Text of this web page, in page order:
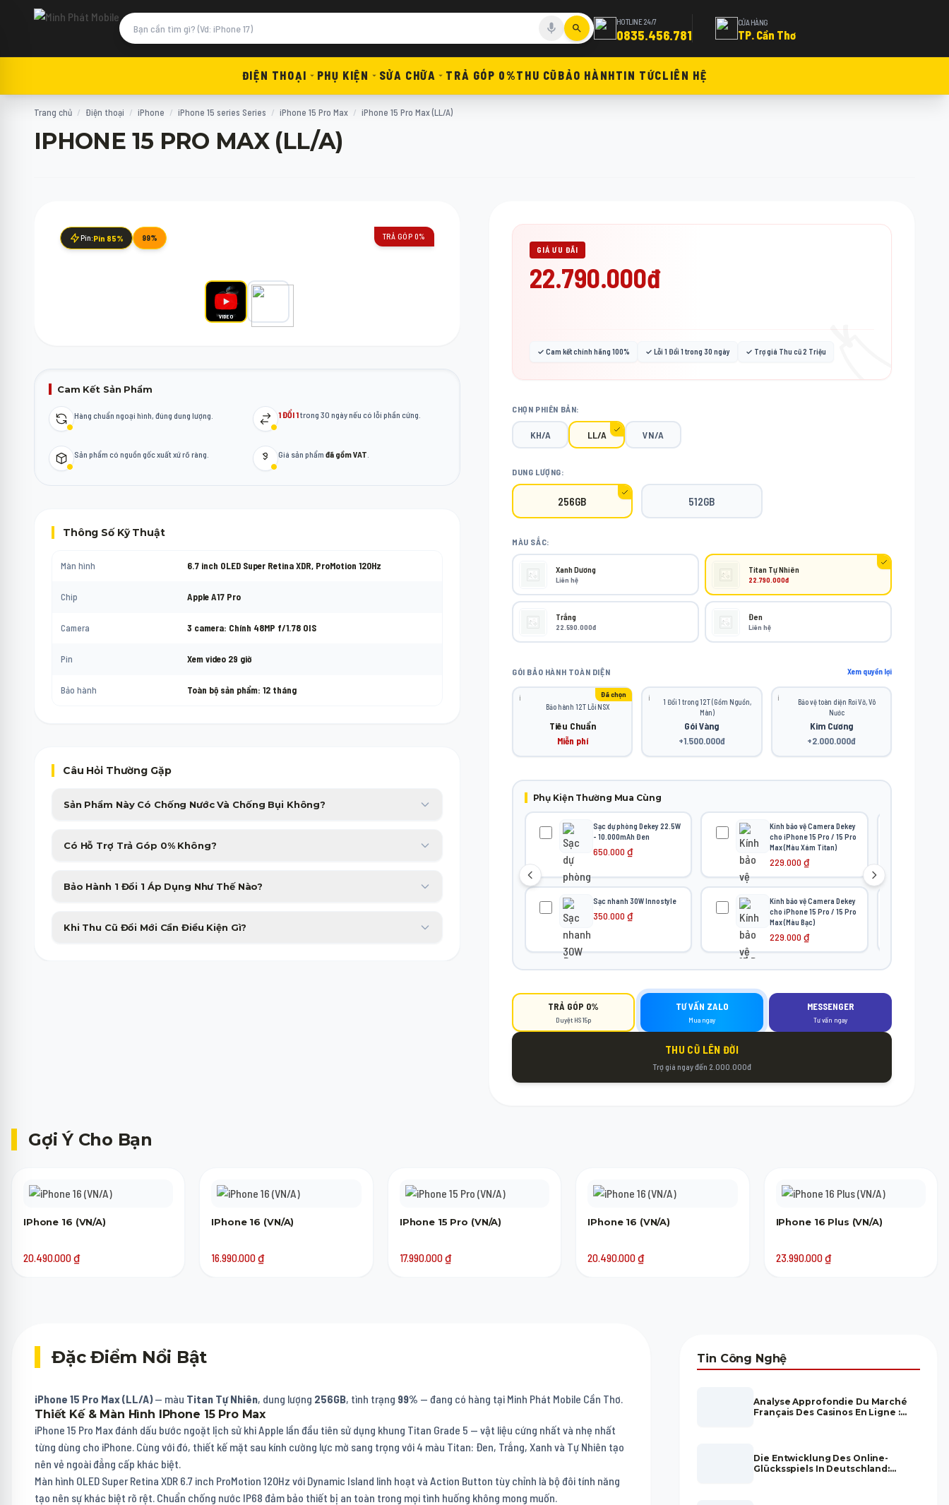
HOTLINE 24/7
0835.456.781
CỬA HÀNG
TP. Cần Thơ
ĐIỆN THOẠI PHỤ KIỆN SỬA CHỮA TRẢ GÓP 0%THU CŨBẢO HÀNHTIN TỨCLIÊN HỆ
Trang chủ / Điện thoại / iPhone / iPhone 15 series Series / iPhone 15 Pro Max / iPhone 15 Pro Max (LL/A)
IPHONE 15 PRO MAX (LL/A)
Pin:Pin 85% 99% TRẢ GÓP 0%
VIDEO
Cam Kết Sản Phẩm
Hàng chuẩn ngoại hình, đúng dung lượng. 1 ĐỔI 1trong 30 ngày nếu có lỗi phần cứng.
Sản phẩm có nguồn gốc xuất xứ rõ ràng. Giá sản phẩm đã gồm VAT
Thông Số Kỹ Thuật
Màn hình 6.7 inch OLED Super Retina XDR, ProMotion 120Hz
Chip Apple A17 Pro
Camera 3 camera: Chính 48MP f/1.78 OIS
Pin Xem video 29 giờ
Bảo hành Toàn bộ sản phẩm: 12 tháng
Câu Hỏi Thường Gặp
Sản Phẩm Này Có Chống Nước Và Chống Bụi Không?
Sản phẩm được trang bị chuẩn chống nước, chống bụi cao cấp, giúp bạn yên tâm sử dụng trong
nhiều điều kiện thời tiết.
Có Hỗ Trợ Trả Góp 0% Không?
Minh Phát Mobile hỗ trợ trả góp 0% qua thẻ tín dụng và các công ty tài chính với thủ tục duyệt
nhanh gọn trong 15 phút.
Bảo Hành 1 Đổi 1 Áp Dụng Như Thế Nào?
Sản phẩm bị lỗi phần cứng từ nhà sản xuất sẽ được đổi máy mới tương đương trong 30 ngày đầu
Khi Thu Cũ Đổi Mới Cần Điều Kiện Gì?
🏷️
GIÁ ƯU ĐÃI
22.790.000đ
✓ Cam kết chính hãng 100% ✓ Lỗi 1 Đổi 1 trong 30 ngày ✓ Trợ giá Thu cũ 2 Triệu
CHỌN PHIÊN BẢN:
KH/A LL/A VN/A
DUNG LƯỢNG:
256GB 512GB
MÀU SẮC:
Xanh Dương
Liên hệ
Titan Tự Nhiên
22.790.000đ
Trắng
22.590.000đ
Đen
Liên hệ
GÓI BẢO HÀNH TOÀN DIỆN Xem quyền lợi
Đã chọn
ℹ️
Bảo hành 12T Lỗi NSX
Tiêu Chuẩn
Miễn phí
ℹ️
1 Đổi 1 trong 12T (Gồm Nguồn,
Màn)
Gói Vàng
+1.500.000đ
ℹ️
Bảo vệ toàn diện Rơi Vỡ, Vô
Nước
Kim Cương
+2.000.000đ
Phụ Kiện Thường Mua Cùng
Sạc dự phòng Dekey 22.5W
- 10.000mAh Đen
650.000 ₫
Sạc nhanh 30W Innostyle
350.000 ₫
Kính bảo vệ Camera Dekey
cho iPhone 15 Pro / 15 Pro
Max (Màu Xám Titan)
229.000 ₫
Kính bảo vệ Camera Dekey
cho iPhone 15 Pro / 15 Pro
Max (Màu Bạc)
229.000 ₫
TRẢ GÓP 0%
Duyệt HS 15p
TƯ VẤN ZALO
Mua ngay
MESSENGER
Tư vấn ngay
THU CŨ LÊN ĐỜI
Trợ giá ngay đến 2.000.000đ
Gợi Ý Cho Bạn
IPhone 16 (VN/A)
20.490.000₫
IPhone 16 (VN/A)
16.990.000₫
IPhone 15 Pro (VN/A)
17.990.000₫
IPhone 16 (VN/A)
20.490.000₫
IPhone 16 Plus (VN/A)
23.990.000₫
Đặc Điểm Nổi Bật
iPhone 15 Pro Max (LL/A)— màu Titan Tự Nhiên, dung lượng 256GB, tình trạng 99% — đang có hàng tại Minh Phát Mobile Cần Thơ.
Thiết Kế & Màn Hình IPhone 15 Pro Max
iPhone 15 Pro Max đánh dấu bước ngoặt lịch sử khi Apple lần đầu tiên sử dụng khung Titan Grade 5 — vật liệu cứng nhất và nhẹ nhất
từng dùng cho iPhone. Cùng với đó, thiết kế mặt sau kính cường lực mờ sang trọng với 4 màu Titan: Đen, Trắng, Xanh và Tự Nhiên tạo
nên vẻ ngoài đẳng cấp khác biệt.
Màn hình OLED Super Retina XDR 6.7 inch ProMotion 120Hz với Dynamic Island linh hoạt và Action Button tùy chỉnh là bộ đôi tính năng
tạo nên sự khác biệt rõ rệt. Chuẩn chống nước IP68 đảm bảo thiết bị an toàn trong mọi tình huống không mong muốn.
Tin Công Nghệ
Analyse Approfondie Du Marché
Français Des Casinos En Ligne :
Die Entwicklung Des Online-
Glücksspiels In Deutschland: